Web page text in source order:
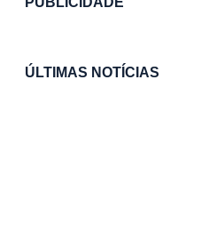
ÚLTIMAS NOTÍCIAS